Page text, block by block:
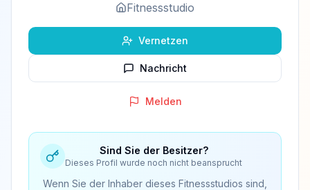
Fitnessstudio
Vernetzen
Nachricht
Melden
Sind Sie der Besitzer?
Dieses Profil wurde noch nicht beansprucht
Wenn Sie der Inhaber dieses Fitnessstudios sind,